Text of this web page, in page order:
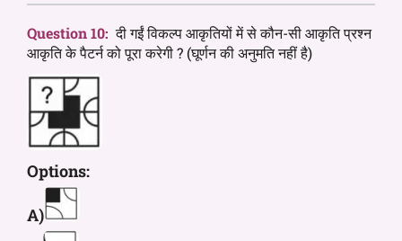
Question 10: दी गईं विकल्प आकृतियों में से कौन-सी आकृति प्रश्न
आकृति के पैटर्न को पूरा करेगी ? (घूर्णन की अनुमति नहीं है)
Options:
A)